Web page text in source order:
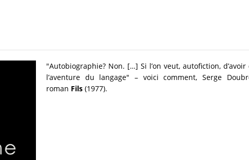
"Autobiographie? Non. […] Si l’on veut, autofiction,
l’aventure du langage" – voici comment, Serge
roman Fils (1977).